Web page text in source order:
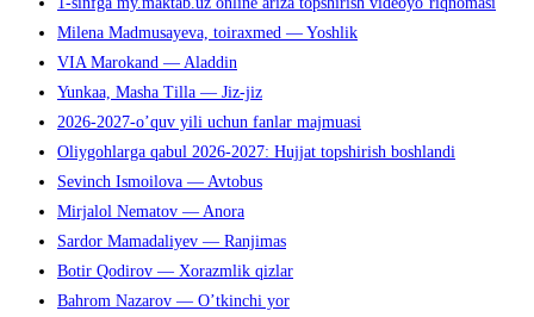
Milena Madmusayeva, toiraxmed — Yoshlik
VIA Marokand — Aladdin
Yunkaa, Masha Tilla — Jiz-jiz
2026-2027-o’quv yili uchun fanlar majmuasi
Oliygohlarga qabul 2026-2027: Hujjat topshirish boshlandi
Sevinch Ismoilova — Avtobus
Mirjalol Nematov — Anora
Sardor Mamadaliyev — Ranjimas
Botir Qodirov — Xorazmlik qizlar
Bahrom Nazarov — O’tkinchi yor